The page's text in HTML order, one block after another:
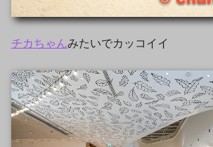
チカちゃんみたいでカッコイイ